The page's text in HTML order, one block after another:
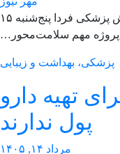
شیراز-وزیر بهداشت، درمان و آموزش پزشکی فردا پنج‌شنبه ۱۵
مهم سلامت‌محور…
پزشکی، بهداشت و زیبایی
تهیه دارو
پول ندارند
مرداد ۱۴, ۱۴۰۵